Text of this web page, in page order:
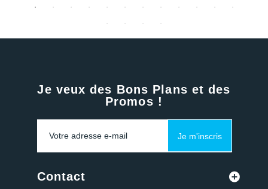
Je veux des Bons Plans et des
Promos !
Je m'inscris
Contact